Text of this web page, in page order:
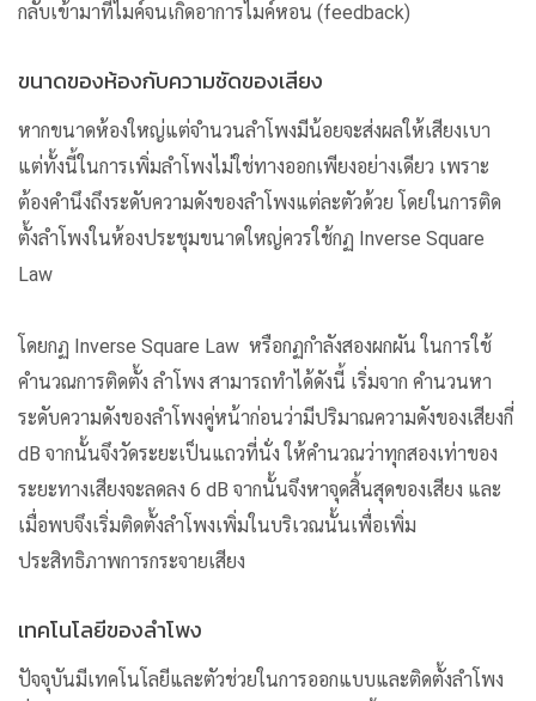
กลับเข้ามาที่ไมค์จนเกิดอาการไมค์หอน (feedback)
ขนาดของห้องกับความชัดของเสียง
หากขนาดห้องใหญ่แต่จำนวนลำโพงมีน้อยจะส่งผลให้เสียงเบา
แต่ทั้งนี้ในการเพิ่มลำโพงไม่ใช่ทางออกเพียงอย่างเดียว เพราะ
ต้องคำนึงถึงระดับความดังของลำโพงแต่ละตัวด้วย โดยในการติด
ตั้งลำโพงในห้องประชุมขนาดใหญ่ควรใช้กฏ Inverse Square
Law
โดยกฏ Inverse Square Law หรือกฏกำลังสองผกผัน ในการใช้
คำนวณการติดตั้ง ลำโพง สามารถทำได้ดังนี้ เริ่มจาก คำนวนหา
ระดับความดังของลำโพงคู่หน้าก่อนว่ามีปริมาณความดังของเสียงกี่
dB จากนั้นจึงวัดระยะเป็นแถวที่นั่ง ให้คำนวณว่าทุกสองเท่าของ
ระยะทางเสียงจะลดลง 6 dB จากนั้นจึงหาจุดสิ้นสุดของเสียง และ
เมื่อพบจึงเริ่มติดตั้งลำโพงเพิ่มในบริเวณนั้นเพื่อเพิ่ม
ประสิทธิภาพการกระจายเสียง
เทคโนโลยีของลำโพง
ปัจจุบันมีเทคโนโลยีและตัวช่วยในการออกแบบและติดตั้งลำโพง